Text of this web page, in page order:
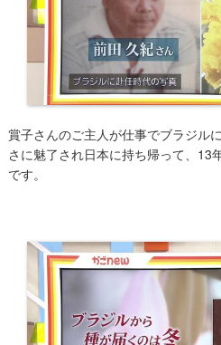
賞子さんのご主人が仕事でブラジル
さに魅了され日本に持ち帰って、13
です。